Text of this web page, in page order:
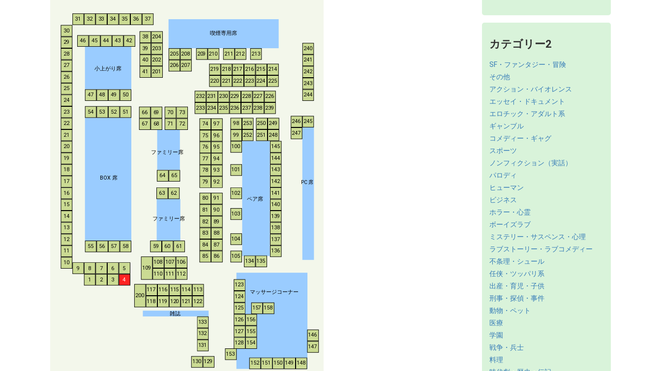
小上がり席
BOX 席
ファミリー席
ファミリー席
喫煙専用席
ペア席
PC 席
マッサージコーナー
雑誌
1 2 3 4
5
6
7
8
9
10
11
12
13
14
15
16
17
18
19
20
21
22
23
24
25
26
27
28
29
30
31 32 33 34 35 36 37
38
39
40
41
42
43
44
45
46
47 48 49 50
51
52
53
54
55 56 57 58 59 60 61
62
63
64 65
66
67
68
69
70
71
72
73
74
75
76
77
78
79
80
81
82
83
84
85
86
87
88
89
90
91
92
93
94
95
96
97 98
99
100
101
102
103
104
105
106
107
108
109
110 111 112
113
114
115
116
117
118 119 120 121 122
123
124
125
126
127
128
129
130
131
132
133
134 135
136
137
138
139
140
141
142
143
144
145
146
147
148
149
150
151
152
153
154
155
156
157 158
200
201
202
203
204
205
206 207
208 209 210 211 212 213
214
215
216
217
218
219
220 221 222 223 224 225
226
227
228
229
230
231
232
233 234 235 236 237 238 239
240
241
242
243
244
245
246
247
248
249
250
251
252
253
カテゴリー2
SF・ファンタジー・冒険
その他
アクション・バイオレンス
エッセイ・ドキュメント
エロチック・アダルト系
ギャンブル
コメディー・ギャグ
スポーツ
ノンフィクション（実話）
パロディ
ヒューマン
ビジネス
ホラー・心霊
ボーイズラブ
ミステリー・サスペンス・心理
ラブストーリー・ラブコメディー
不条理・シュール
任侠・ツッパリ系
出産・育児・子供
刑事・探偵・事件
動物・ペット
医療
学園
戦争・兵士
料理